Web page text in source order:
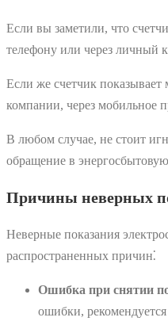
Если вы заметили, что
телефону или через личный
Если же счетчик показывает
компании, через мобильное
В любом случае, не стоит
обращение в
Причины неверных
Неверные показания
распространенных причин⁚
Ошибка при снятии
ошибки,